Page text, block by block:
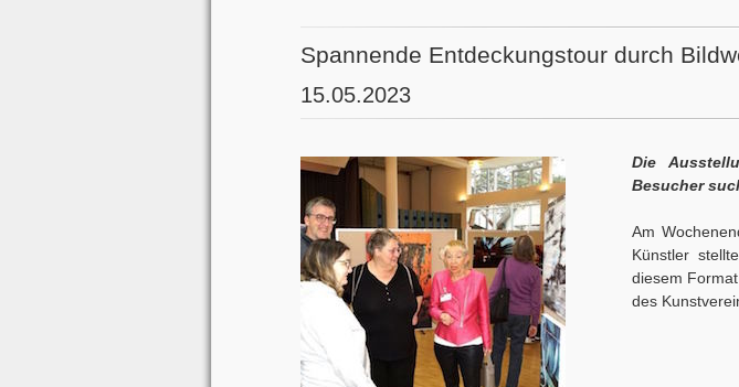
Spannende Entdeckungstour durch
15.05.2023
Die
Besucher
Am
Künstler
diesem
des